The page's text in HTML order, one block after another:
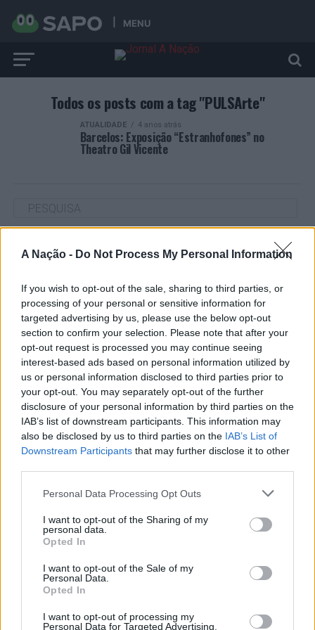
A Nação - Do Not Process My Personal Information
If you wish to opt-out of the sale, sharing to third parties, or
processing of your personal or sensitive information for
targeted advertising by us, please use the below opt-out
section to confirm your selection. Please note that after your
opt-out request is processed you may continue seeing
interest-based ads based on personal information utilized by
us or personal information disclosed to third parties prior to
your opt-out. You may separately opt-out of the further
disclosure of your personal information by third parties on the
IAB’s list of downstream participants. This information may
also be disclosed by us to third parties on the IAB’s List of
Downstream Participants that may further disclose it to other
Personal Data Processing Opt Outs
I want to opt-out of the Sharing of my
personal data.
Opted In
I want to opt-out of the Sale of my
Personal Data.
Opted In
I want to opt-out of processing my
Personal Data for Targeted Advertising.
MENU
Todos os posts com a tag "PULSArte"
ATUALIDADE 4 anos atrás
Barcelos: Exposição “Estranhofones” no
Theatro Gil Vicente
ARTIGOS RECENTES
de “provocar” mudanças genéticas, diz neurocientista
“Millennium Estoril Open 2026” regressou ao circuito ATP
com vitória do francês Luca Van Assche
Castelo Branco: “Bienal Internacional de Artes e Ofícios”
promete afirmar artesanato, património e inovação como
“motores de desenvolvimento económico e cultural” do
município português
Covilhã: Especialista aponta investimento estrangeiro e
Rio de Janeiro: Governo do Estado propõe parceria com a
FUNCEX para “reforçar inteligência sobre comércio
exterior”